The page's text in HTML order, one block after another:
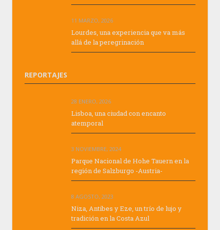
11 MARZO, 2026
Lourdes, una experiencia que va más
allá de la peregrinación
REPORTAJES
28 ENERO, 2026
Lisboa, una ciudad con encanto
atemporal
3 NOVIEMBRE, 2024
Parque Nacional de Hohe Tauern en la
región de Salzburgo -Austria-
8 AGOSTO, 2023
Niza, Antibes y Eze, un trío de lujo y
tradición en la Costa Azul